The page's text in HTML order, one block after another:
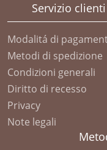
Servizio clienti
Modalitá di
Metodi di spedizione
Condizioni generali
Diritto di recesso
Privacy
Note legali